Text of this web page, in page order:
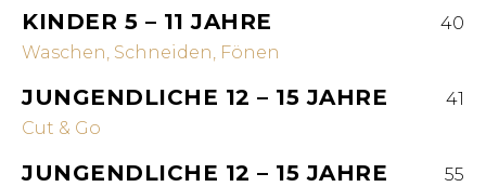
KINDER 5 – 11 JAHRE
40
Waschen, Schneiden, Fönen
JUNGENDLICHE 12 – 15 JAHRE
41
Cut & Go
JUNGENDLICHE 12 – 15 JAHRE
55